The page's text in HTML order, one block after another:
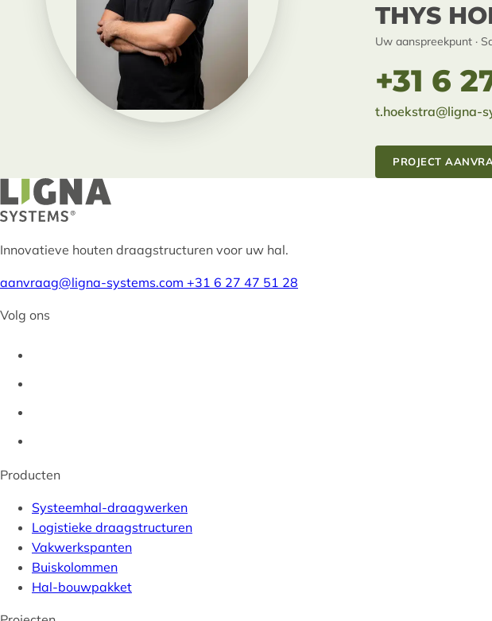
THYS
Uw aanspreekpunt ·
+31 6
t.hoekstra@ligna-
PROJECT
Innovatieve houten draagstructuren voor uw hal.
aanvraag@ligna-systems.com +31 6 27 47 51 28
Volg ons
Producten
Systeemhal-draagwerken
Logistieke draagstructuren
Vakwerkspanten
Buiskolommen
Hal-bouwpakket